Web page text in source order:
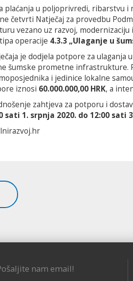
plaćanja u poljoprivredi, ribarstvu i
četvrti Natječaj za provedbu
vezano uz razvoj,
operacije 4.3.3 „Ulaganje u
je dodjela potpore za
šumske prometne infrastrukture.
i jedinice lokalne
iznosi 60.000.000,00 HRK, a
zahtjeva za potporu i
sati 1. srpnja 2020. do 12:00 sati
nam email!